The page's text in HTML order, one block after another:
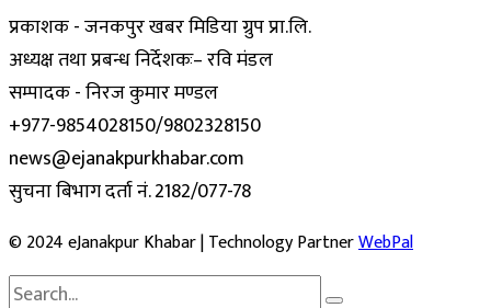
प्रकाशक - जनकपुर खबर मिडिया ग्रुप प्रा.लि.
अध्यक्ष तथा प्रबन्ध निर्देशकः– रवि मंडल
सम्पादक - निरज कुमार मण्डल
+977-9854028150/9802328150
news@ejanakpurkhabar.com
सुचना बिभाग दर्ता नं. 2182/077-78
© 2024 eJanakpur Khabar | Technology PartnerWebPal